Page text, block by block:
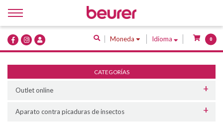
Moneda Idioma 0
Inicio
Quiénes Somos
Servicios
CATEGORÍAS
Outlet online
Aparato contra picaduras de insectos